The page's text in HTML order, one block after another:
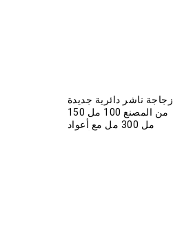
زجاجة ناشر دائرية جديدة
من المصنع 100 مل 150
مل 300 مل مع أعواد